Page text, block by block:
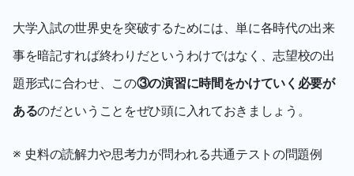
大学入試の世界史を突破するためには、単に各時代の出来
事を暗記すれば終わりだというわけではなく、志望校の出
題形式に合わせ、この③の演習に時間をかけていく必要が
あるのだということをぜひ頭に入れておきましょう。
※ 史料の読解力や思考力が問われる共通テストの問題例